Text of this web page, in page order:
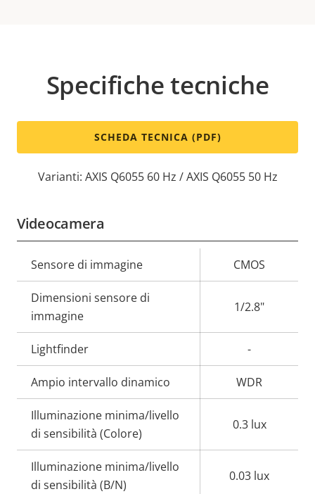
Specifiche tecniche
SCHEDA TECNICA (PDF)
Varianti: AXIS Q6055 60 Hz / AXIS Q6055 50 Hz
Videocamera
Descrizione
della
proprietà
Valore
della
proprietà
Sensore di immagine CMOS
Dimensioni sensore di
immagine
1/2.8"
Lightfinder -
Ampio intervallo dinamico WDR
Illuminazione minima/livello
di sensibilità (Colore)
0.3 lux
Illuminazione minima/livello
di sensibilità (B/N)
0.03 lux